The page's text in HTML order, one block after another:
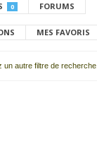
0 FORUMS
MES FAVORIS
autre filtre de recherche.